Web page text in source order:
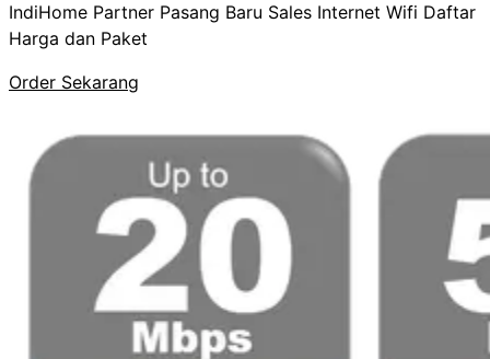
IndiHome Partner Pasang Baru Sales Internet Wifi Daftar
Harga dan Paket
Order Sekarang